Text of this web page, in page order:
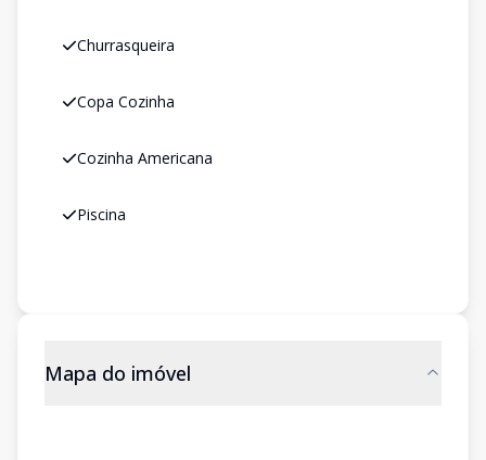
Churrasqueira
Copa Cozinha
Cozinha Americana
Piscina
Mapa do imóvel